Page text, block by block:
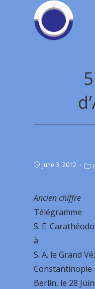
June 3, 2012
Ancien chiffre
Télégramme
S. E.
à
S. A. le Grand
Constantinople
Berlin, le 28